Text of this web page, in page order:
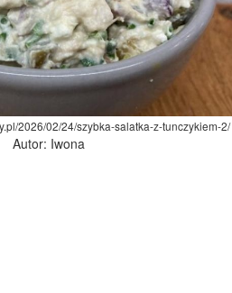
2026/02/24/szybka-salatka-z-tunczykiem-2/
Autor: Iwona